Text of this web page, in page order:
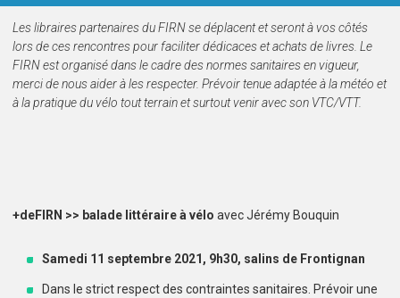
Les libraires partenaires du FIRN se déplacent et seront à vos côtés
lors de ces rencontres pour faciliter dédicaces et achats de livres. Le
FIRN est organisé dans le cadre des normes sanitaires en vigueur,
merci de nous aider à les respecter. Prévoir tenue adaptée à la météo et
à la pratique du vélo tout terrain et surtout venir avec son VTC/VTT.
+deFIRN >> balade littéraire à vélo avec Jérémy Bouquin
Samedi 11 septembre 2021, 9h30, salins de Frontignan
Dans le strict respect des contraintes sanitaires. Prévoir une